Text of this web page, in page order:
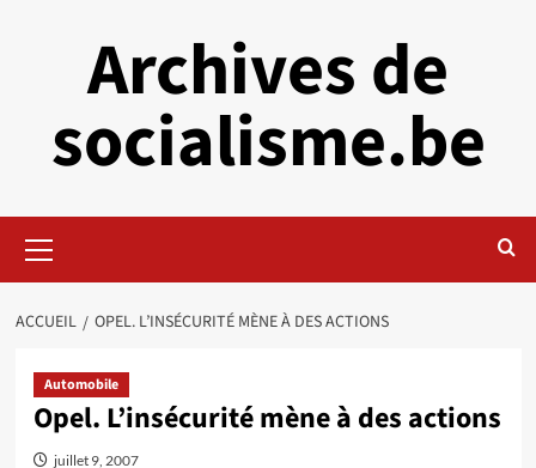
Archives de
socialisme.be
principal
ACCUEIL OPEL. L’INSÉCURITÉ MÈNE À DES ACTIONS
Automobile
Opel. L’insécurité mène à des actions
juillet 9, 2007